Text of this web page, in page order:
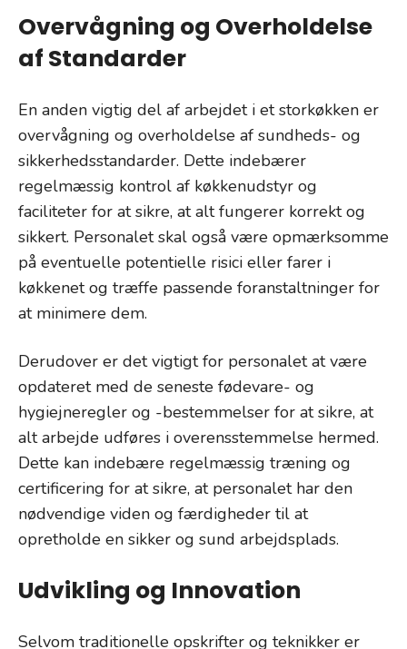
Overvågning og Overholdelse
af Standarder
En anden vigtig del af arbejdet i et storkøkken er
overvågning og overholdelse af sundheds- og
sikkerhedsstandarder. Dette indebærer
regelmæssig kontrol af køkkenudstyr og
faciliteter for at sikre, at alt fungerer korrekt og
sikkert. Personalet skal også være opmærksomme
på eventuelle potentielle risici eller farer i
køkkenet og træffe passende foranstaltninger for
at minimere dem.
Derudover er det vigtigt for personalet at være
opdateret med de seneste fødevare- og
hygiejneregler og -bestemmelser for at sikre, at
alt arbejde udføres i overensstemmelse hermed.
Dette kan indebære regelmæssig træning og
certificering for at sikre, at personalet har den
nødvendige viden og færdigheder til at
opretholde en sikker og sund arbejdsplads.
Udvikling og Innovation
Selvom traditionelle opskrifter og teknikker er